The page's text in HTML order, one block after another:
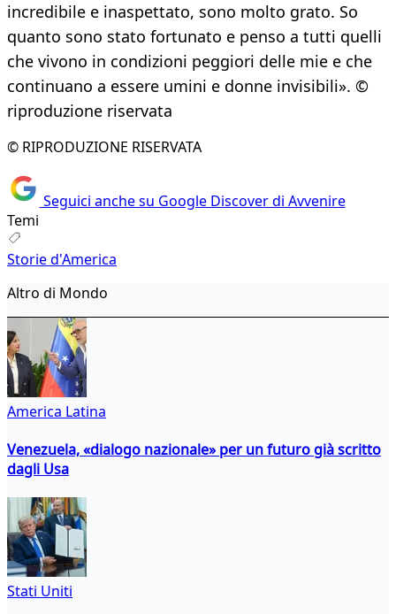
incredibile e inaspettato, sono molto grato. So
quanto sono stato fortunato e penso a tutti quelli
che vivono in condizioni peggiori delle mie e che
continuano a essere umini e donne invisibili». ©
riproduzione riservata
© RIPRODUZIONE RISERVATA
Seguici anche su Google Discover di Avvenire
Temi
Storie d'America
Altro di Mondo
America Latina
Venezuela, «dialogo nazionale» per un futuro già scritto
dagli Usa
Stati Uniti